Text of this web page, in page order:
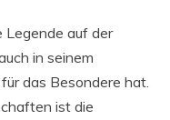
Legende auf der
in seinem
das Besondere hat.
ist die